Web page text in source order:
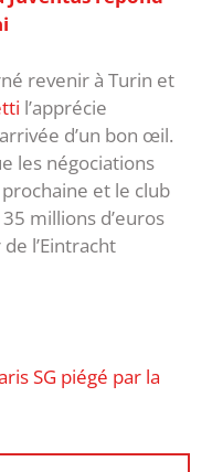
revenir à Turin et
l’apprécie
d’un bon œil.
les négociations
et le club
millions d’euros
l’Eintracht
SG piégé par la